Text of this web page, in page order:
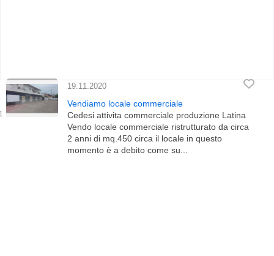
19.11.2020
Vendiamo locale commerciale
Cedesi attivita commerciale produzione Latina
Vendo locale commerciale ristrutturato da circa
2 anni di mq.450 circa il locale in questo
momento è a debito come su...